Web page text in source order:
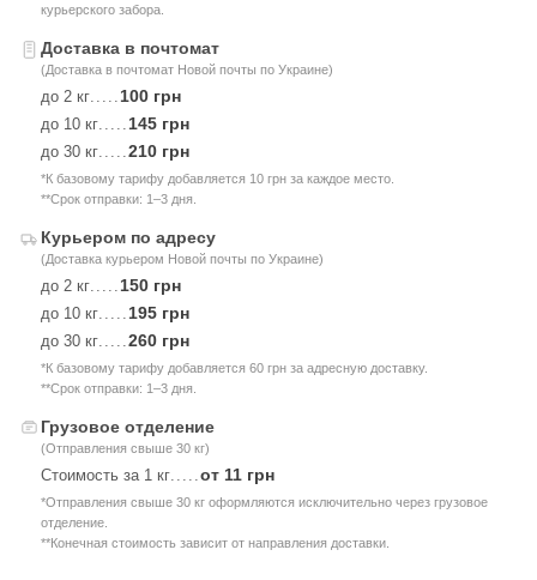
курьерского забора.
Доставка в почтомат
(Доставка в почтомат Новой почты по Украине)
до 2 кг 100 грн
до 10 кг 145 грн
до 30 кг 210 грн
*К базовому тарифу добавляется 10 грн за каждое место.
**Срок отправки: 1–3 дня.
Курьером по адресу
(Доставка курьером Новой почты по Украине)
до 2 кг 150 грн
до 10 кг 195 грн
до 30 кг 260 грн
*К базовому тарифу добавляется 60 грн за адресную доставку.
**Срок отправки: 1–3 дня.
Грузовое отделение
(Отправления свыше 30 кг)
Стоимость за 1 кг от 11 грн
*Отправления свыше 30 кг оформляются исключительно через грузовое
отделение.
**Конечная стоимость зависит от направления доставки.